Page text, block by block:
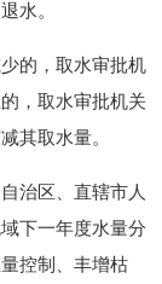
水。
的，取水审批机
，取水审批机关
其取水量。
区、直辖市人
下一年度水量分
控制、丰增枯